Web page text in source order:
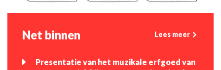
Net binnen Lees meer
Presentatie van het muzikale erfgoed van